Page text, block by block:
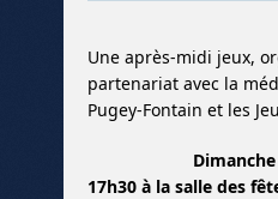
Une après-midi jeux,
partenariat avec la
Pugey-Fontain et les
17h30 à la salle des